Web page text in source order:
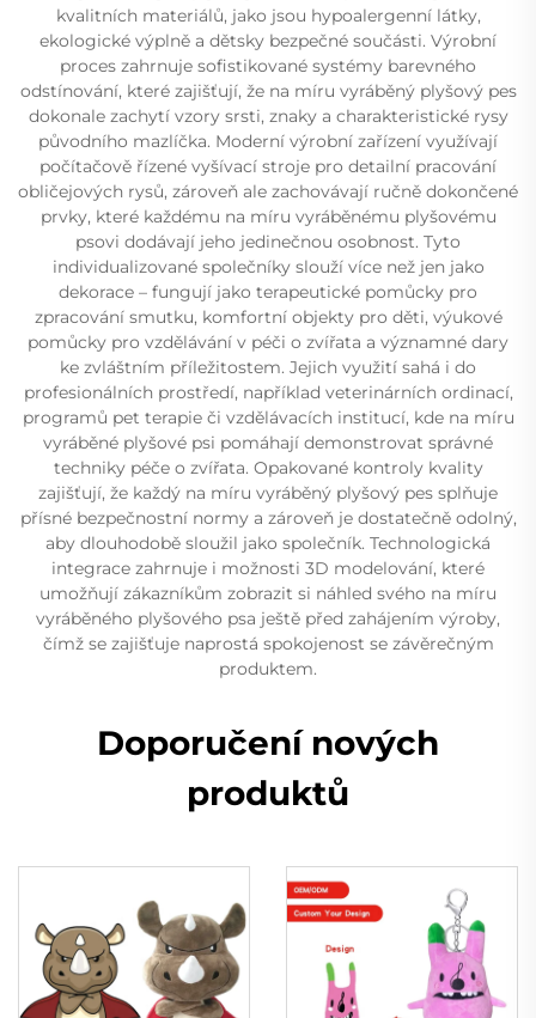
kvalitních materiálů, jako jsou hypoalergenní látky,
ekologické výplně a dětsky bezpečné součásti. Výrobní
proces zahrnuje sofistikované systémy barevného
odstínování, které zajišťují, že na míru vyráběný plyšový pes
dokonale zachytí vzory srsti, znaky a charakteristické rysy
původního mazlíčka. Moderní výrobní zařízení využívají
počítačově řízené vyšívací stroje pro detailní pracování
obličejových rysů, zároveň ale zachovávají ručně dokončené
prvky, které každému na míru vyráběnému plyšovému
psovi dodávají jeho jedinečnou osobnost. Tyto
individualizované společníky slouží více než jen jako
dekorace – fungují jako terapeutické pomůcky pro
zpracování smutku, komfortní objekty pro děti, výukové
pomůcky pro vzdělávání v péči o zvířata a významné dary
ke zvláštním příležitostem. Jejich využití sahá i do
profesionálních prostředí, například veterinárních ordinací,
programů pet terapie či vzdělávacích institucí, kde na míru
vyráběné plyšové psi pomáhají demonstrovat správné
techniky péče o zvířata. Opakované kontroly kvality
zajišťují, že každý na míru vyráběný plyšový pes splňuje
přísné bezpečnostní normy a zároveň je dostatečně odolný,
aby dlouhodobě sloužil jako společník. Technologická
integrace zahrnuje i možnosti 3D modelování, které
umožňují zákazníkům zobrazit si náhled svého na míru
vyráběného plyšového psa ještě před zahájením výroby,
čímž se zajišťuje naprostá spokojenost se závěrečným
produktem.
Doporučení nových
produktů